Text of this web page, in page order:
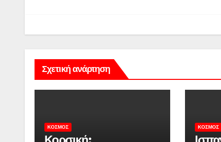
Σχετική ανάρτηση
ΚΌΣΜΟΣ ΚΌΣΜΟΣ